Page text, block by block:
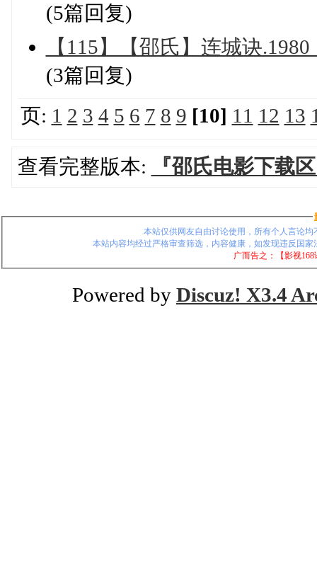
(5篇回复)
【115】【邵氏】连城诀
(3篇回复)
页: 1 2 3 4 5 6 7 8 9 [10] 11 12 13
查看完整版本: 『邵氏电影下载
本站仅供网友自由讨论使用，所有个人言论
本站内容均经过严格审查筛选，内容健康，如发现违反国
广而告之：【影视
Powered by Discuz! X3.4